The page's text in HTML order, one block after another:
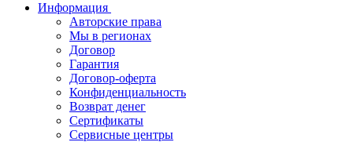
Информация
Авторские права
Мы в регионах
Договор
Гарантия
Договор-оферта
Конфиденциальность
Возврат денег
Сертификаты
Сервисные центры